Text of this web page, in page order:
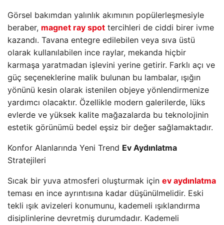
Görsel bakımdan yalınlık akımının popülerleşmesiyle
beraber, magnet ray spot tercihleri de ciddi birer ivme
kazandı. Tavana entegre edilebilen veya sıva üstü
olarak kullanılabilen ince raylar, mekanda hiçbir
karmaşa yaratmadan işlevini yerine getirir. Farklı açı ve
güç seçeneklerine malik bulunan bu lambalar, ışığın
yönünü kesin olarak istenilen objeye yönlendirmenize
yardımcı olacaktır. Özellikle modern galerilerde, lüks
evlerde ve yüksek kalite mağazalarda bu teknolojinin
estetik görünümü bedel eşsiz bir değer sağlamaktadır.
Konfor Alanlarında Yeni Trend Ev Aydınlatma
Stratejileri
Sıcak bir yuva atmosferi oluşturmak için ev aydınlatma
teması en ince ayrıntısına kadar düşünülmelidir. Eski
tekli ışık avizeleri konumunu, kademeli ışıklandırma
disiplinlerine devretmiş durumdadır. Kademeli